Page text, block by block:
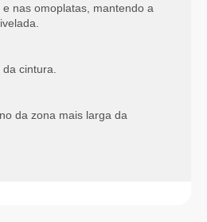
e nas omoplatas, mantendo a
cintura.
da zona mais larga da